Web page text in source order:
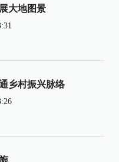
大地图景
乡村振兴脉络